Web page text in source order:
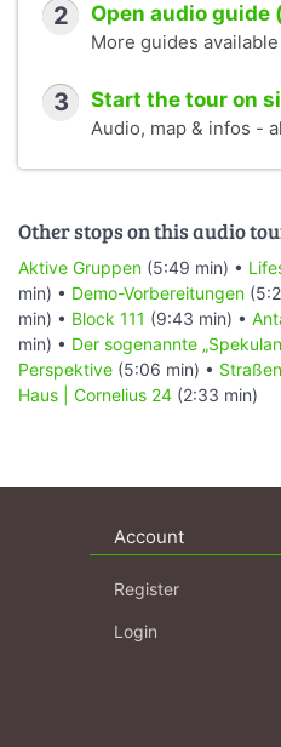
2 Open audio guide
More guides available
3 Start the tour on
Audio, map & infos -
Other stops on this audio
Aktive Gruppen (5:49 min) •
min) • Demo-Vorbereitungen
min) • Block 111 (9:43 min) •
min) • Der sogenannte
Perspektive (5:06 min) •
Haus | Cornelius 24 (2:33 min)
Account
Register
Login